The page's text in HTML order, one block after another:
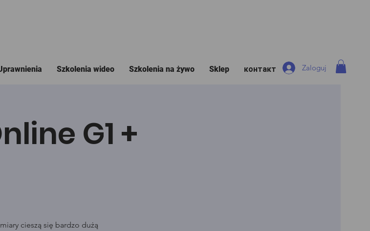
Szkolenia wideo Szkolenia na żywo Sklep контакт Zaloguj
G1 +
cieszą się bardzo dużą